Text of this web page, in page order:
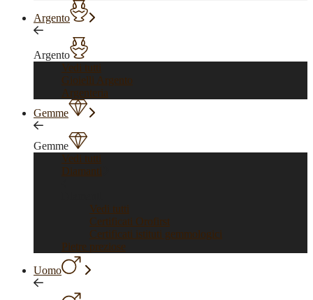
Argento
Argento
Vedi tutti
Gioielli Argento
Argenteria
Gemme
Gemme
Vedi tutti
Diamanti
Vedi tutti
Certificati Orofirst
Certificati istituti gemmologici
Pietre preziose
Uomo